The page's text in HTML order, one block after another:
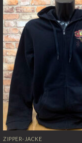
ZIPPER-JACKE